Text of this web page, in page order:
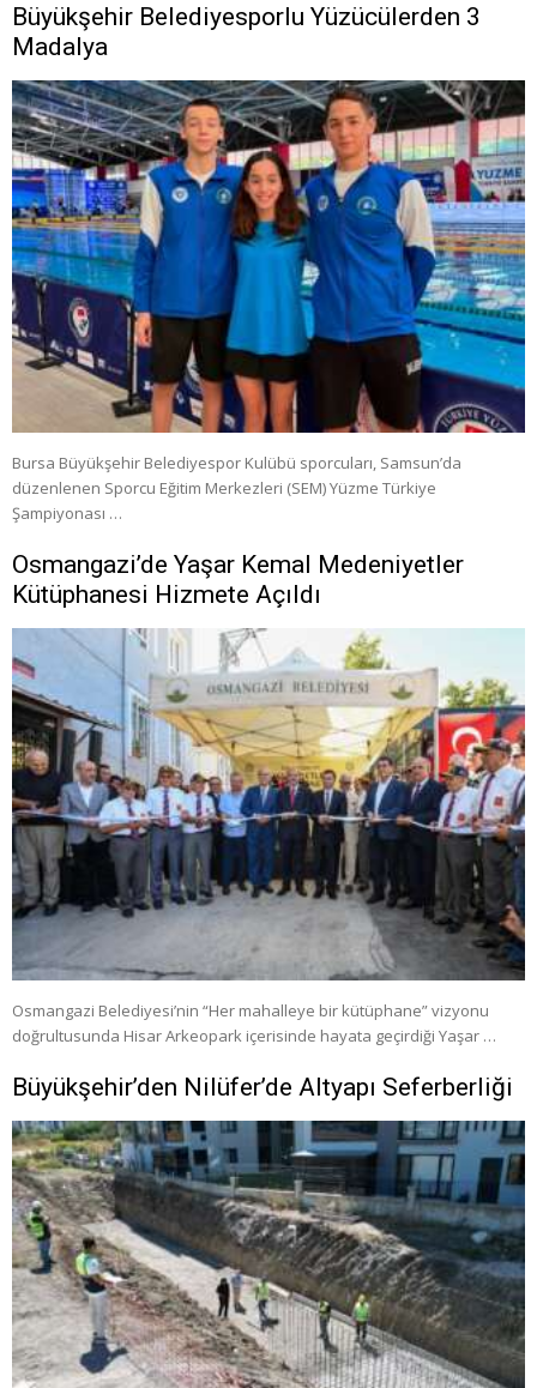
Büyükşehir Belediyesporlu Yüzücülerden 3
Madalya
Bursa Büyükşehir Belediyespor Kulübü sporcuları, Samsun’da
düzenlenen Sporcu Eğitim Merkezleri (SEM) Yüzme Türkiye
Şampiyonası …
Osmangazi’de Yaşar Kemal Medeniyetler
Kütüphanesi Hizmete Açıldı
Osmangazi Belediyesi’nin “Her mahalleye bir kütüphane” vizyonu
doğrultusunda Hisar Arkeopark içerisinde hayata geçirdiği Yaşar …
Büyükşehir’den Nilüfer’de Altyapı Seferberliği